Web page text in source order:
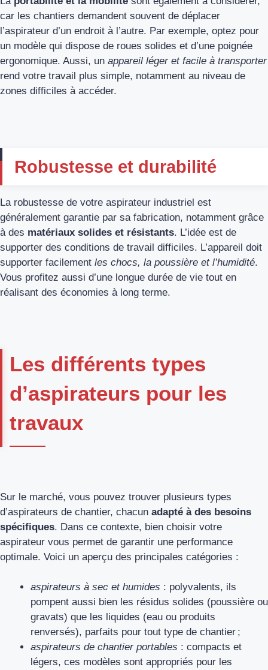
car les chantiers demandent souvent de déplacer
l’aspirateur d’un endroit à l’autre. Par exemple, optez pour
un modèle qui dispose de roues solides et d’une poignée
ergonomique. Aussi, un appareil léger et facile à transporter
rend votre travail plus simple, notamment au niveau de
zones difficiles à accéder.
Robustesse et durabilité
La robustesse de votre aspirateur industriel est
généralement garantie par sa fabrication, notamment grâce
à des matériaux solides et résistants. L’idée est de
supporter des conditions de travail difficiles. L’appareil doit
supporter facilement les chocs, la poussière et l’humidité.
Vous profitez aussi d’une longue durée de vie tout en
réalisant des économies à long terme.
Les différents types
d’aspirateurs pour les
travaux
Sur le marché, vous pouvez trouver plusieurs types
d’aspirateurs de chantier, chacun adapté à des besoins
spécifiques. Dans ce contexte, bien choisir votre
aspirateur vous permet de garantir une performance
optimale. Voici un aperçu des principales catégories :
aspirateurs à sec et humides : polyvalents, ils
pompent aussi bien les résidus solides (poussière ou
gravats) que les liquides (eau ou produits
renversés), parfaits pour tout type de chantier ;
aspirateurs de chantier portables : compacts et
légers, ces modèles sont appropriés pour les